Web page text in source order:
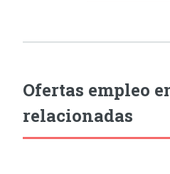
Ofertas empleo
relacionadas